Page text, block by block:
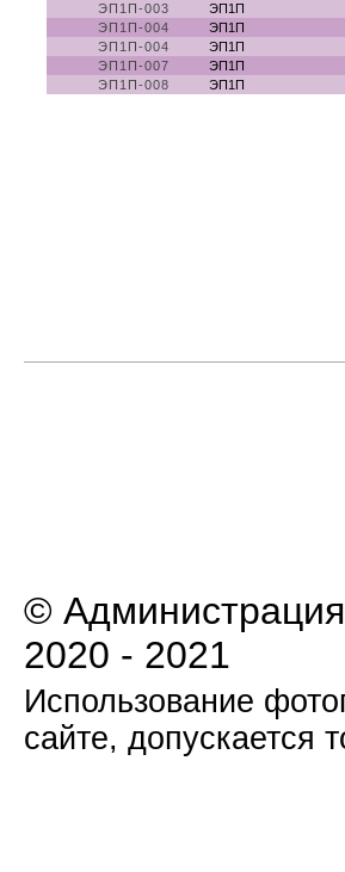
ЭП1П-003
ЭП1П
ЭП1П-004
ЭП1П
ЭП1П-004
ЭП1П
ЭП1П-007
ЭП1П
ЭП1П-008
ЭП1П
©
2020 - 2021
Использование
сайте, допускается